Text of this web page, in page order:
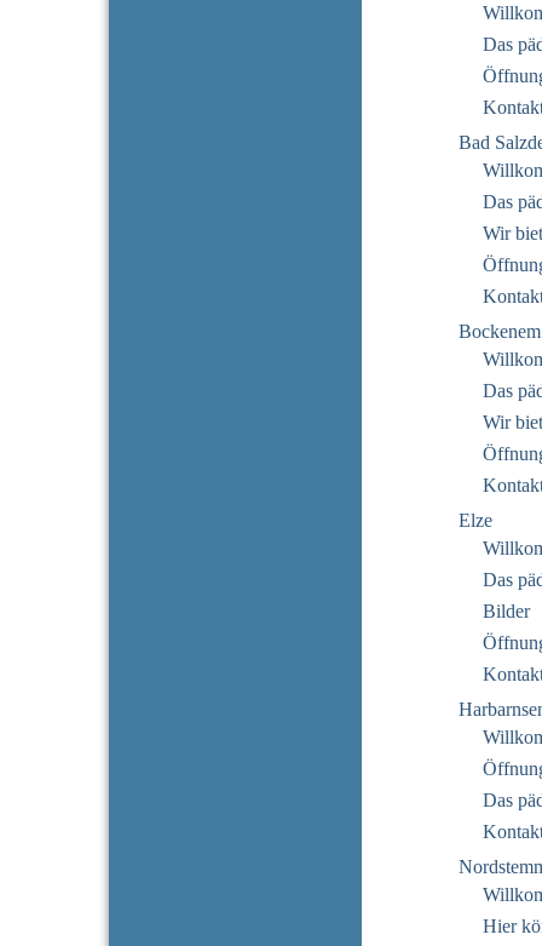
Das
Bad
Das
Wir
Bockenem
Das
Wir
Elze
Das
Bilder
Das
Hier